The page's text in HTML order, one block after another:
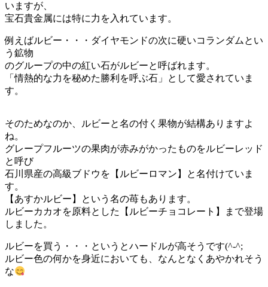
いますが、
宝石貴金属には特に力を入れています。
例えばルビー・・・ダイヤモンドの次に硬いコランダムとい
う鉱物
のグループの中の紅い石がルビーと呼ばれます。
「情熱的な力を秘めた勝利を呼ぶ石」として愛されていま
す。
そのためなのか、ルビーと名の付く果物が結構ありますよ
ね。
グレープフルーツの果肉が赤みがかったものをルビーレッド
と呼び
石川県産の高級ブドウを【ルビーロマン】と名付けていま
す。
【あすかルビー】という名の苺もあります。
ルビーカカオを原料とした【ルビーチョコレート】まで登場
しました。
ルビーを買う・・・というとハードルが高そうです(^-^;
ルビー色の何かを身近においても、なんとなくあやかれそう
な